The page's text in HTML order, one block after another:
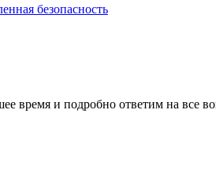
безопасность
время и подробно ответим на все